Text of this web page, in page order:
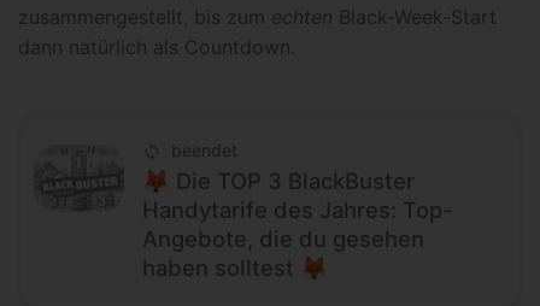
zusammengestellt, bis zum echten Black-Week-Start
dann natürlich als Countdown.
beendet
🦊 Die TOP 3 BlackBuster
Handytarife des Jahres: Top-
Angebote, die du gesehen
haben solltest 🦊